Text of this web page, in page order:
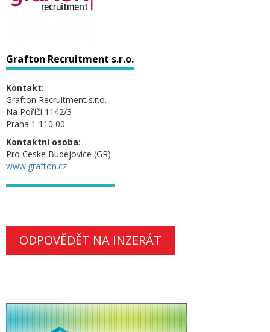
Grafton Recruitment s.r.o.
Kontakt:
Grafton Recruitment s.r.o.
Na Poříčí 1142/3
Praha 1 110 00
Kontaktní osoba:
Pro Ceske Budejovice (GR)
www.grafton.cz
ODPOVĚDĚT NA INZERÁT